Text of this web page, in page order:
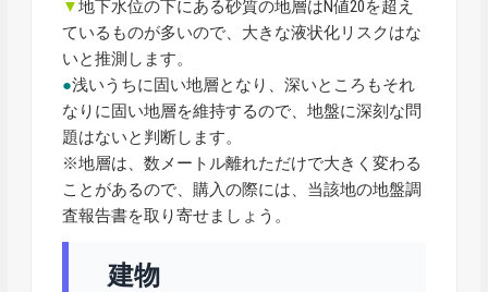
▼地下水位の下にある砂質の地層はN値20を超え
ているものが多いので、大きな液状化リスクはな
いと推測します。
●浅いうちに固い地層となり、深いところもそれ
なりに固い地層を維持するので、地盤に深刻な問
題はないと判断します。
※地層は、数メートル離れただけで大きく変わる
ことがあるので、購入の際には、当該地の地盤調
査報告書を取り寄せましょう。
建物